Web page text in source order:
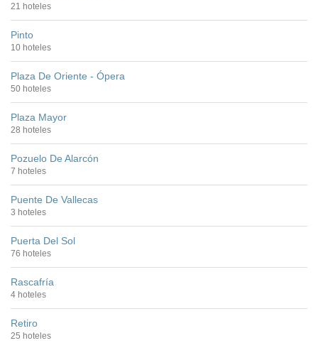
21 hoteles
Pinto
10 hoteles
Plaza De Oriente - Ópera
50 hoteles
Plaza Mayor
28 hoteles
Pozuelo De Alarcón
7 hoteles
Puente De Vallecas
3 hoteles
Puerta Del Sol
76 hoteles
Rascafría
4 hoteles
Retiro
25 hoteles